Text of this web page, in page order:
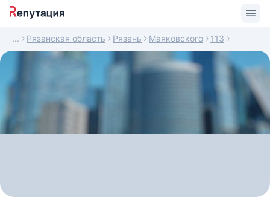
Рязанская область Рязань Маяковского 113